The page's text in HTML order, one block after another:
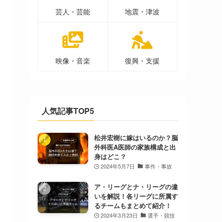
芸人・芸能 地震・津波
映像・音楽 復興・支援
人気記事TOP5
松井宏樹に嫁はいるのか？脳
外科医A医師の家族構成と出
身はどこ？
2024年5月7日 事件・事故
ア・リーグとナ・リーグの違
いを解説！各リーグに所属す
るチームもまとめて紹介！
2024年3月23日 選手・競技